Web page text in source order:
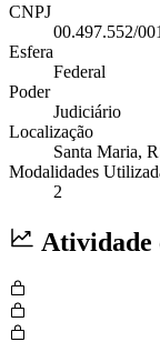
CNPJ
00.497.552/
Esfera
Federal
Poder
Judiciário
Localização
Santa Maria,
Modalidades
2
Atividade